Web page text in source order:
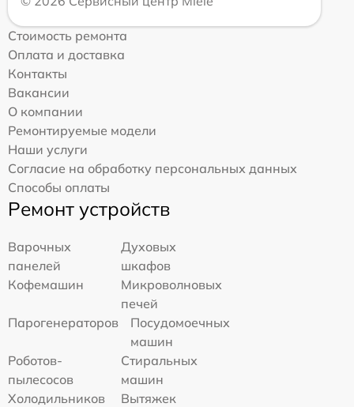
Стоимость ремонта
Оплата и доставка
Контакты
Вакансии
О компании
Ремонтируемые модели
Наши услуги
Согласие на обработку персональных данных
Способы оплаты
Ремонт устройств
Варочных
панелей
Духовых
шкафов
Кофемашин
Микроволновых
печей
Парогенераторов
Посудомоечных
машин
Роботов-
пылесосов
Стиральных
машин
Холодильников
Вытяжек